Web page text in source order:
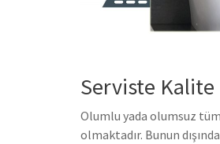
Serviste Kalite
Olumlu yada olumsuz
olmaktadır. Bunun